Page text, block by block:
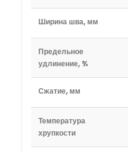
Ширина шва, мм
Предельное
удлинение, %
Сжатие, мм
Температура
хрупкости